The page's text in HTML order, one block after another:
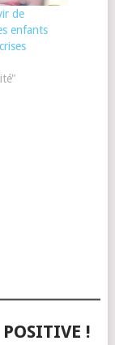
de
enfants
POSITIVE !